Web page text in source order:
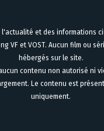
et des informations
VF et VOST. Aucun film ou
hébergés sur le site.
contenu non autorisé ni
Le contenu est
uniquement.